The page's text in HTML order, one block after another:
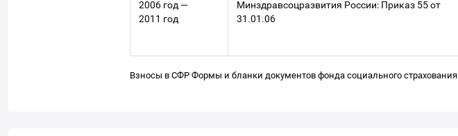
2006 год —
2011 год
Минздравсоцразвития России: Приказ 55 от
31.01.06
Взносы в СФР Формы и бланки документов фонда социального страхования